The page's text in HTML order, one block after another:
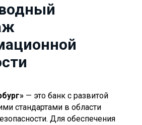
— это банк с развитой
стандартами в области
Для обеспечения